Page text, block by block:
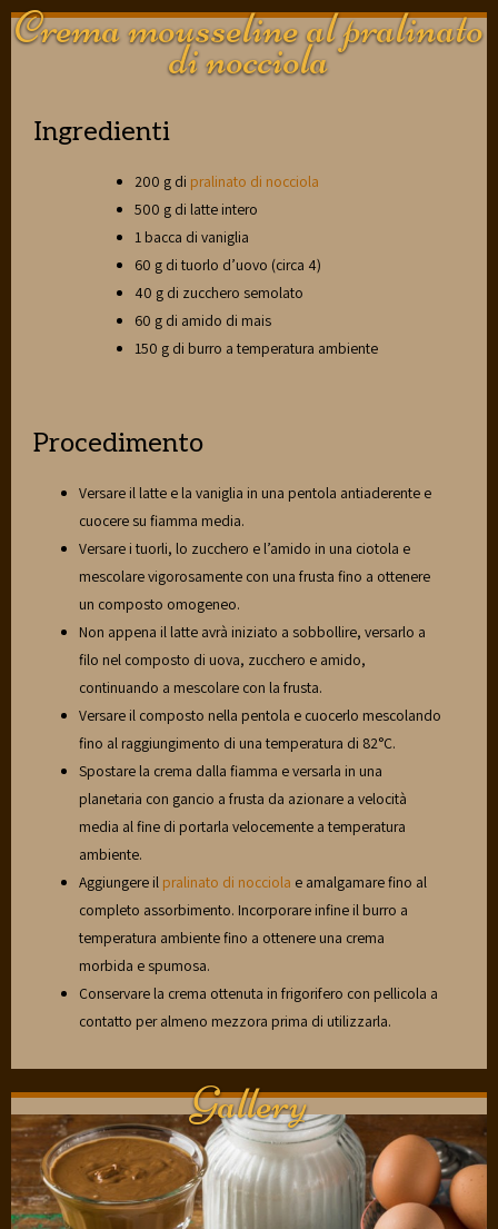
Crema mousseline al pralinato
di nocciola
Ingredienti
200 g di pralinato di nocciola
500 g di latte intero
1 bacca di vaniglia
60 g di tuorlo d’uovo (circa 4)
40 g di zucchero semolato
60 g di amido di mais
150 g di burro a temperatura ambiente
Procedimento
Versare il latte e la vaniglia in una pentola antiaderente e
cuocere su fiamma media.
Versare i tuorli, lo zucchero e l’amido in una ciotola e
mescolare vigorosamente con una frusta fino a ottenere
un composto omogeneo.
Non appena il latte avrà iniziato a sobbollire, versarlo a
filo nel composto di uova, zucchero e amido,
continuando a mescolare con la frusta.
Versare il composto nella pentola e cuocerlo mescolando
fino al raggiungimento di una temperatura di 82°C.
Spostare la crema dalla fiamma e versarla in una
planetaria con gancio a frusta da azionare a velocità
media al fine di portarla velocemente a temperatura
ambiente.
Aggiungere il pralinato di nocciola e amalgamare fino al
completo assorbimento. Incorporare infine il burro a
temperatura ambiente fino a ottenere una crema
morbida e spumosa.
Conservare la crema ottenuta in frigorifero con pellicola a
contatto per almeno mezzora prima di utilizzarla.
Gallery